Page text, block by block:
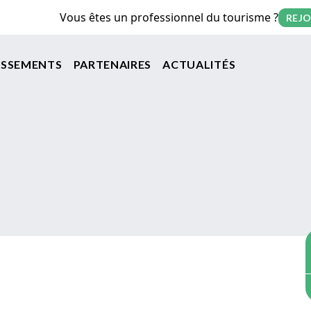
Vous êtes un professionnel du tourisme ?
principale
PARTENAIRES ACTUALITÉS